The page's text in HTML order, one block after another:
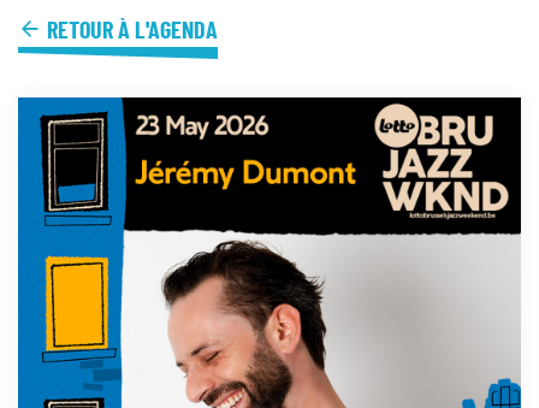
RETOUR À L'AGENDA